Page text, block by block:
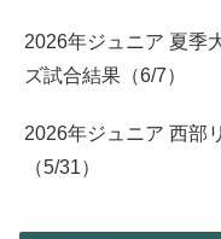
2026年ジュニア 夏季
ズ試合結果（6/7）
2026年ジュニア 西部
（5/31）